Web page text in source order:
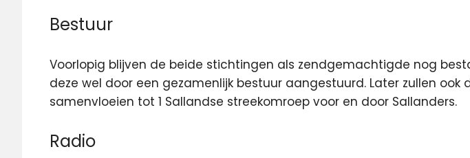
Bestuur
Voorlopig blijven de beide stichtingen als zendgemachtigde nog
deze wel door een gezamenlijk bestuur aangestuurd. Later zullen ook
samenvloeien tot 1 Sallandse streekomroep voor en door Sallanders.
Radio